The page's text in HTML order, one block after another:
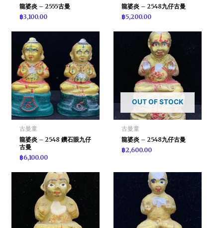
龍婆炎 – 2555古曼
฿3,100.00
龍婆炎 – 2548九仔古曼
฿5,200.00
古曼童
龍婆炎 – 2548 鑽石眼九仔
古曼
฿6,100.00
OUT OF STOCK
古曼童
龍婆炎 – 2548九仔古曼
฿2,600.00